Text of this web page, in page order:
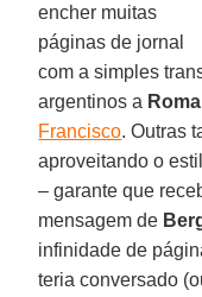
encher muitas
páginas de jornal
com a simples
argentinos a Roma
Francisco. Outras
aproveitando o
– garante que
mensagem de
infinidade de
teria conversado